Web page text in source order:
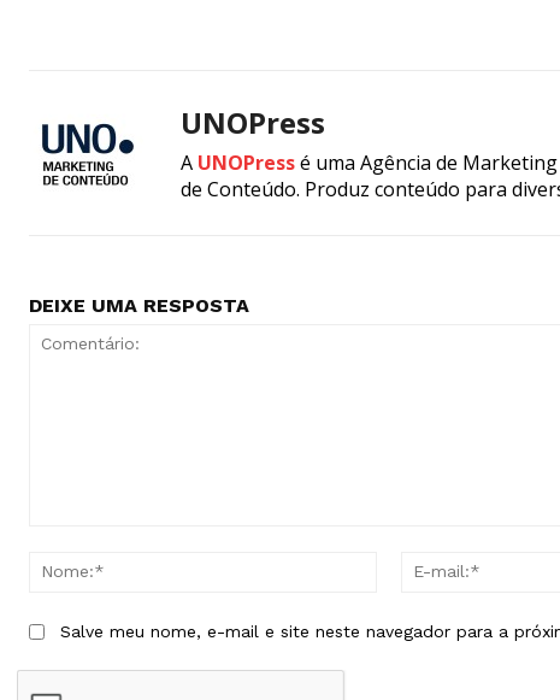
UNOPress
A UNOPressé uma Agência de
de Conteúdo. Produz conteúdo para
DEIXE UMA RESPOSTA
Nome:*
Salve meu nome, e-mail e site neste navegador para a